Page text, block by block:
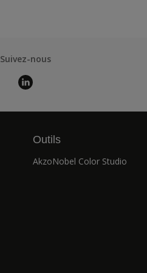
Suivez-nous
Outils
AkzoNobel Color Studio